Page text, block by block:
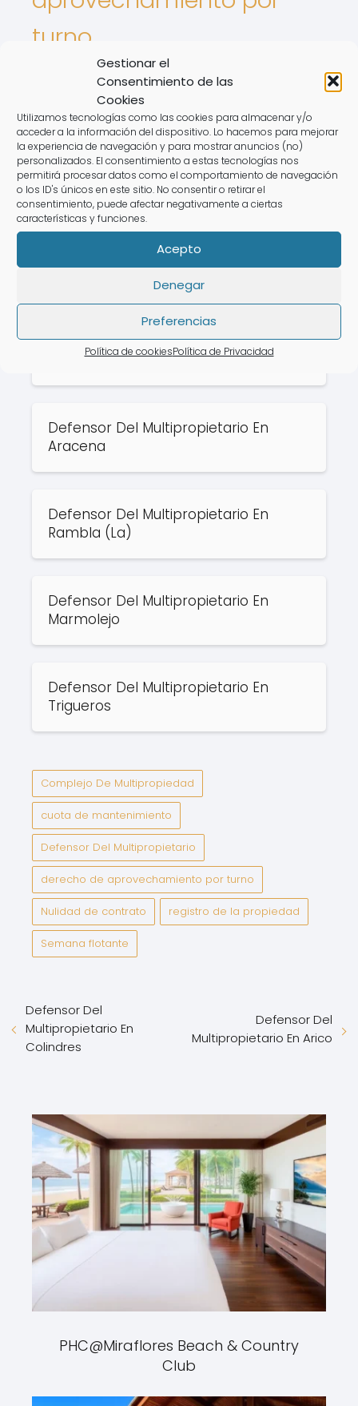
Gestionar el
Consentimiento de las
Cookies
Utilizamos tecnologías como las cookies para almacenar y/o
acceder a la información del dispositivo. Lo hacemos para mejorar
la experiencia de navegación y para mostrar anuncios (no)
personalizados. El consentimiento a estas tecnologías nos
permitirá procesar datos como el comportamiento de navegación
o los ID's únicos en este sitio. No consentir o retirar el
consentimiento, puede afectar negativamente a ciertas
características y funciones.
Acepto
Denegar
Preferencias
Política de cookiesPolítica de Privacidad
turno
Derecho De Los Animales
Intereses De tarjetas
Nulidad de contrato
registro de la propiedad
RevolvingSemana flotante
Rate this post
Puede que te interese:
Defensor Del Multipropietario En
Umbrete
Defensor Del Multipropietario En
Aracena
Defensor Del Multipropietario En
Rambla (La)
Defensor Del Multipropietario En
Marmolejo
Defensor Del Multipropietario En
Trigueros
Complejo De Multipropiedad
cuota de mantenimiento
Defensor Del Multipropietario
derecho de aprovechamiento por turno
Nulidad de contrato registro de la propiedad
Semana flotante
Defensor Del
Multipropietario En
Colindres
Defensor Del
Multipropietario En Arico
PHC@Miraflores Beach & Country
Club